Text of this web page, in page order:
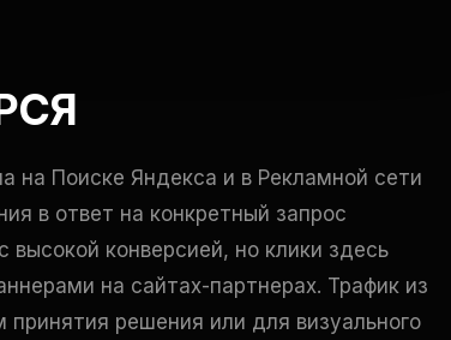
на Поиске Яндекса и в Рекламной сети
в ответ на конкретный запрос
высокой конверсией, но клики здесь
на сайтах-партнерах. Трафик из
решения или для визуального